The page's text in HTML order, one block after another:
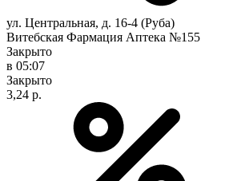
ул. Центральная, д. 16-4 (Руба)
Витебская Фармация Аптека №155
Закрыто
в 05:07
Закрыто
3,24 р.